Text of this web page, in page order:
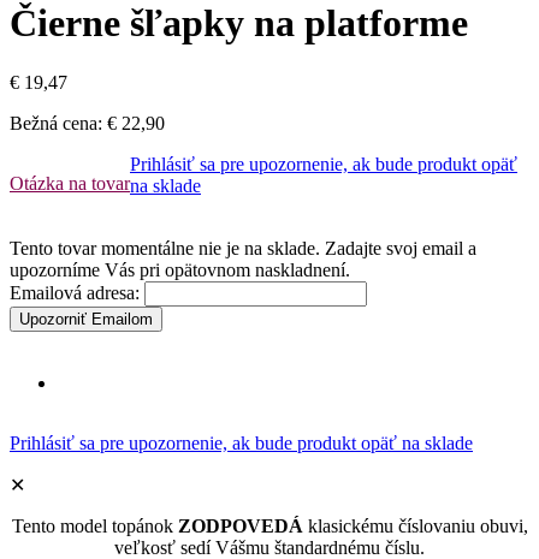
Čierne šľapky na platforme
€ 19,47
Bežná cena: € 22,90
Otázka na tovar
Prihlásiť sa pre upozornenie, ak bude produkt opäť
na sklade
Tento tovar momentálne nie je na sklade. Zadajte svoj email a
upozorníme Vás pri opätovnom naskladnení.
Emailová adresa:
Upozorniť Emailom
Prihlásiť sa pre upozornenie, ak bude produkt opäť na sklade
✕
Tento model topánok ZODPOVEDÁ klasickému číslovaniu obuvi,
veľkosť sedí Vášmu štandardnému číslu.